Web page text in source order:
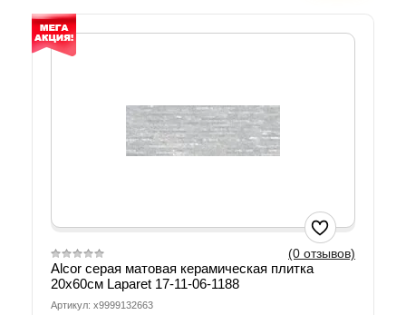
(0 отзывов)
Alcor серая матовая керамическая плитка
20x60см Laparet 17-11-06-1188
Артикул: х9999132663